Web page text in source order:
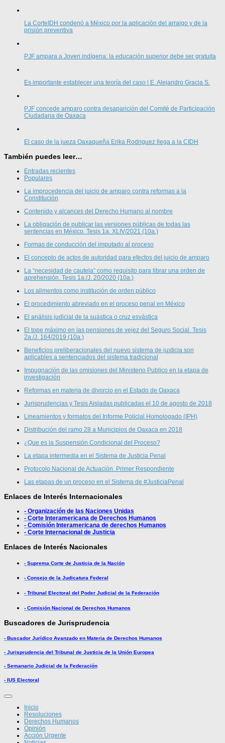
La CorteIDH condenó a México por la aplicación del arraigo y de la
prisión preventiva
PJF ampara a Joven indígena: la educación superior debe ser gratuita
Es importante establecer una teoría del caso | E. Alejandro Gracia S.
PJF concede amparo contra desaparición del Comité de Participación
Ciudadana de Oaxaca
El caso de la jueza Oaxaqueña Erika Rodriguez llega a la CIDH
También puedes leer…
Entradas recientes
Populares
La improcedencia del juicio de amparo contra reformas a la
Constitución
Contenido y alcances del Derecho Humano al nombre
La obligación de publicar las versiones públicas de todas las
sentencias en México. Tesis 1a. XLIV/2021 (10a.)
Formas de conducción del imputado al proceso
El concepto de actos de autoridad para efectos del juicio de amparo
La “necesidad de cautela” como requisito para librar una orden de
aprehensión. Tesis 1a./J. 20/2020 (10a.)
Los alimentos como institución de orden público
El procedimiento abreviado en el proceso penal en México
El análisis judicial de la suástica o cruz esvástica
El tope máximo en las pensiones de vejez del Seguro Social. Tesis
2a./J. 164/2019 (10a.)
Beneficios preliberacionales del nuevo sistema de justicia son
aplicables a sentenciados del sistema tradicional
Impugnación de las omisiones del Ministerio Publico en la etapa de
investigación
Reformas en materia de divorcio en el Estado de Oaxaca
Jurisprudencias y Tesis Aisladas publicadas el 10 de agosto de 2018
Lineamientos y formatos del Informe Policial Homologado (IPH)
Distribución del ramo 28 a Municipios de Oaxaca en 2018
¿Que es la Suspensión Condicional del Proceso?
La etapa intermedia en el Sistema de Justicia Penal
Protocolo Nacional de Actuación. Primer Respondiente
Las etapas de un proceso en el Sistema de #JusticiaPenal
Enlaces de Interés Internacionales
- Organización de las Naciones Unidas
- Corte Interamericana de Derechos Humanos
- Comisión Interamericana de derechos Humanos
- Corte Internacional de Justicia
Enlaces de Interés Nacionales
- Suprema Corte de Justicia de la Nación
- Consejo de la Judicatura Federal
- Tribunal Electoral del Poder Judicial de la Federación
- Comisión Nacional de Derechos Humanos
Buscadores de Jurisprudencia
- Buscador Jurídico Avanzado en Materia de Derechos Humanos
- Jurisprudencia del Tribunal de Justicia de la Unión Europea
- Semanario Judicial de la Federación
- IUS Electoral
Inicio
Resoluciones
Derechos Humanos
Opinión
Acción Urgente